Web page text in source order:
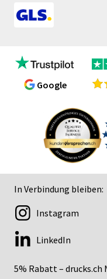
Google
In Verbindung bleiben:
5% Rabatt –
Instagram
LinkedIn